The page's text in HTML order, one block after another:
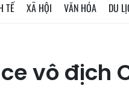
TẾ XÃ HỘI VĂN HÓA DU
vô địch